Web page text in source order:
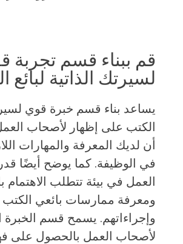
قم ببناء قسم تجربة
لسيرتك الذاتية لبائع
يساعد بناء قسم خبرة قوي
الكتب على إظهار لأصحاب
أن لديك المعرفة والمهارات
في الوظيفة. كما يوضح أيضًا
العمل في بيئة تتطلب الاهتمام
ومعرفة ممارسات بائعي الكتب
وإجراءاتهم. يسمح قسم الخبرة
لأصحاب العمل بالحصول على